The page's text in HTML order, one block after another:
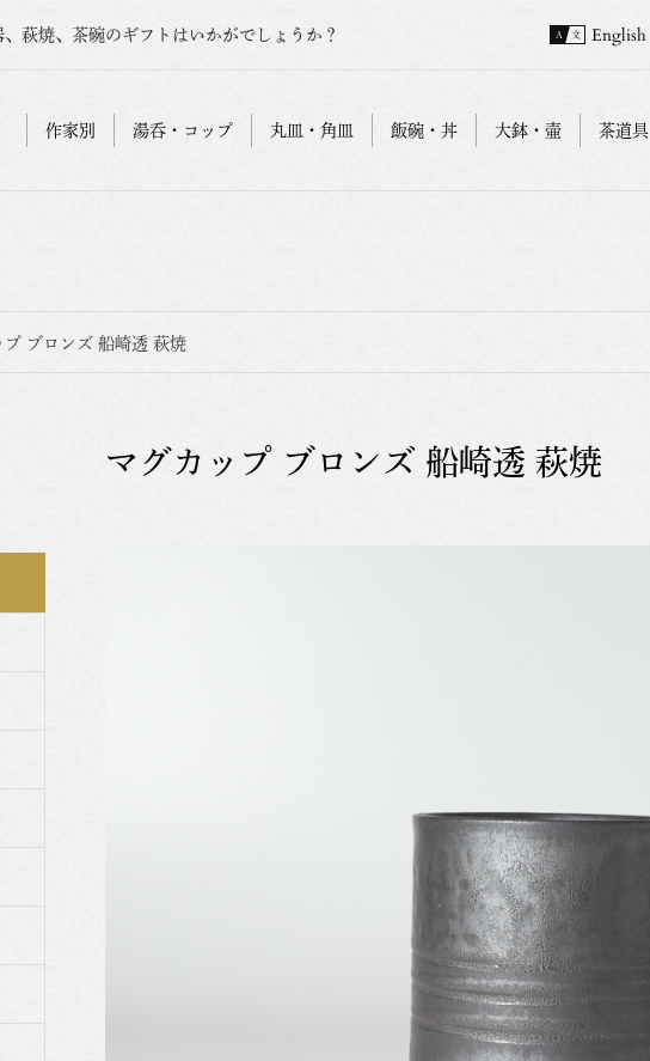
萩焼、茶碗のギフトはいかがでしょうか？ English
作家別 湯呑・コップ 丸皿・角皿 飯碗・丼 大鉢・壷 茶道具
プ ブロンズ 船崎透 萩焼
マグカップ ブロンズ 船崎透 萩焼